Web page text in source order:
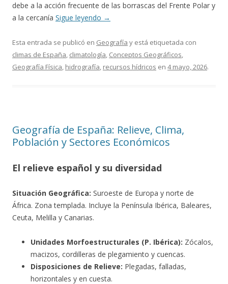
debe a la acción frecuente de las borrascas del Frente Polar y
a la cercanía Sigue leyendo →
Esta entrada se publicó en Geografía y está etiquetada con
climas de España, climatología, Conceptos Geográficos,
Geografía Física, hidrografía, recursos hídricos en 4 mayo, 2026.
Geografía de España: Relieve, Clima,
Población y Sectores Económicos
El relieve español y su diversidad
Situación Geográfica: Suroeste de Europa y norte de
África. Zona templada. Incluye la Península Ibérica, Baleares,
Ceuta, Melilla y Canarias.
Unidades Morfoestructurales (P. Ibérica): Zócalos,
macizos, cordilleras de plegamiento y cuencas.
Disposiciones de Relieve: Plegadas, falladas,
horizontales y en cuesta.